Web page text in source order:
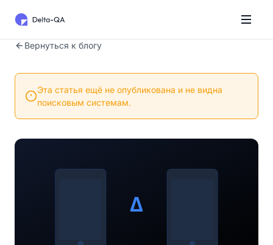
Вернуться к блогу
Эта статья ещё не опубликована и не видна
поисковым системам.